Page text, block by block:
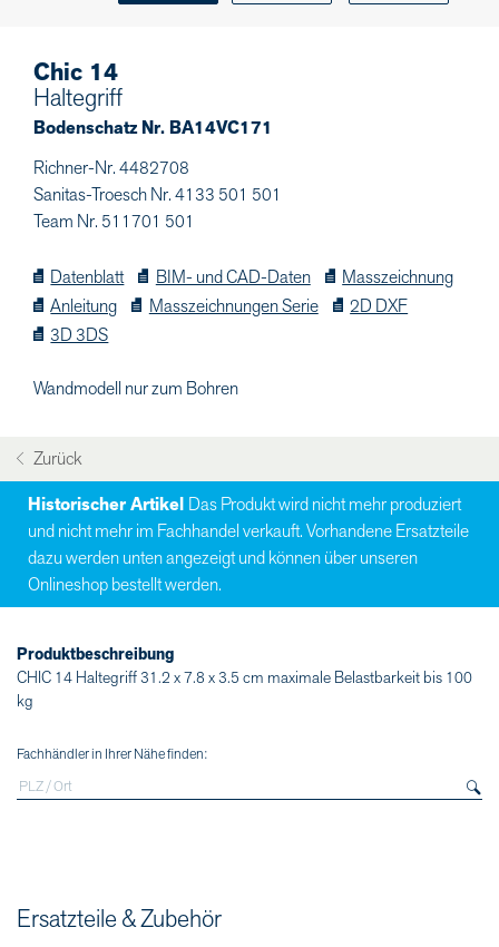
Chic 14
Haltegriff
Bodenschatz Nr. BA14VC171
Richner-Nr. 4482708
Sanitas-Troesch Nr. 4133 501 501
Team Nr. 511701 501
Datenblatt BIM- und CAD-Daten
Masszeichnung
Anleitung
Masszeichnungen Serie
2D DXF
3D 3DS
Wandmodell nur zum Bohren
Zurück
Historischer Artikel Das Produkt wird nicht mehr produziert
und nicht mehr im Fachhandel verkauft. Vorhandene Ersatzteile
dazu werden unten angezeigt und können über unseren
Onlineshop bestellt werden.
Produktbeschreibung
CHIC 14 Haltegriff 31.2 x 7.8 x 3.5 cm maximale Belastbarkeit bis 100
kg
Fachhändler in Ihrer Nähe finden:
Ersatzteile & Zubehör